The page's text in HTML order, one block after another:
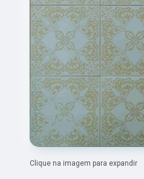
Clique na imagem para expandir